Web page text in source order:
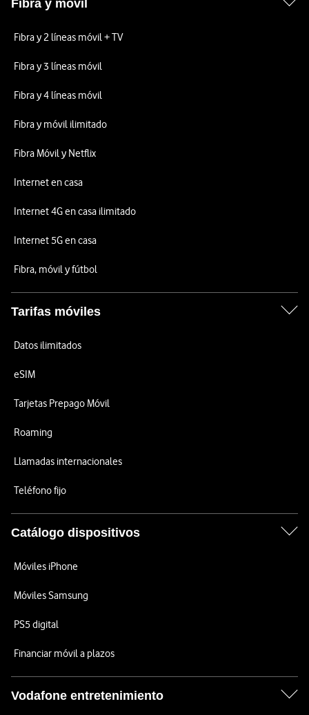
Fibra y móvil
Fibra y 2 líneas móvil + TV
Fibra y 3 líneas móvil
Fibra y 4 líneas móvil
Fibra y móvil ilimitado
Fibra Móvil y Netflix
Internet en casa
Internet 4G en casa ilimitado
Internet 5G en casa
Fibra, móvil y fútbol
Tarifas móviles
Datos ilimitados
eSIM
Tarjetas Prepago Móvil
Roaming
Llamadas internacionales
Teléfono fijo
Catálogo dispositivos
Móviles iPhone
Móviles Samsung
PS5 digital
Financiar móvil a plazos
Vodafone entretenimiento